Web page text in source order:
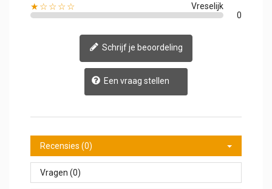
★☆☆☆☆
Vreselijk
0
Schrijf je beoordeling
Een vraag stellen
Recensies (0)
Vragen (0)